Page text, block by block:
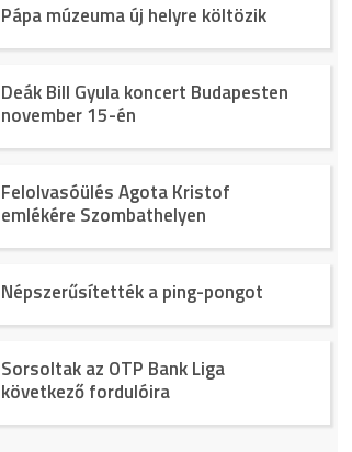
Pápa múzeuma új helyre költözik
Deák Bill Gyula koncert Budapesten
november 15-én
Felolvasóülés Agota Kristof
emlékére Szombathelyen
Népszerűsítették a ping-pongot
Sorsoltak az OTP Bank Liga
következő fordulóira